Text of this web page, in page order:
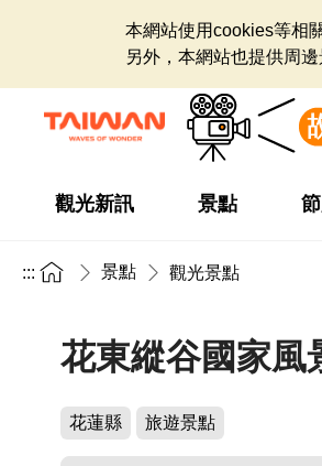
本網站使用cookies等相
另外，本網站也提供周
觀光新訊 景點
::: 景點 觀光景點
花東縱谷國家風
花蓮縣 旅遊景點